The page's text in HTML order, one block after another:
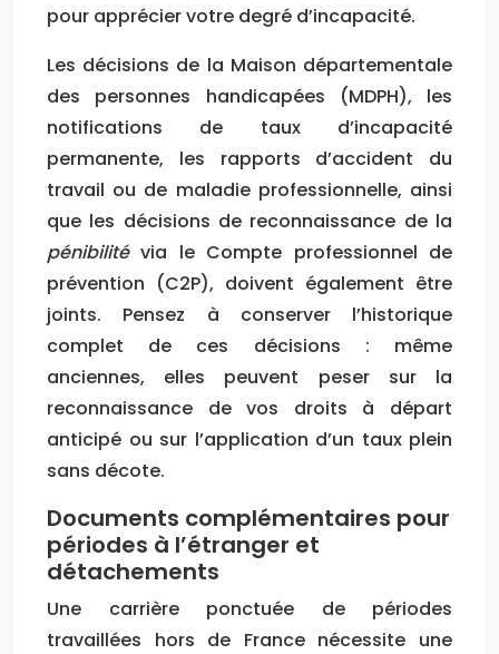
pour apprécier votre degré d’incapacité.
Les décisions de la Maison départementale
des personnes handicapées (MDPH), les
notifications de taux d’incapacité
permanente, les rapports d’accident du
travail ou de maladie professionnelle, ainsi
que les décisions de reconnaissance de la
pénibilitévia le Compte professionnel de
prévention (C2P), doivent également être
joints. Pensez à conserver l’historique
complet de ces décisions : même
anciennes, elles peuvent peser sur la
reconnaissance de vos droits à départ
anticipé ou sur l’application d’un taux plein
sans décote.
Documents complémentaires pour
périodes à l’étranger et
détachements
Une carrière ponctuée de périodes
travaillées hors de France nécessite une